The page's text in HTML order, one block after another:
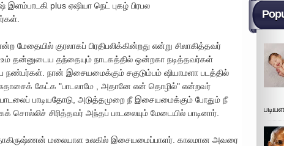
plus ஏஷியா நெட் புகழ் பிரபல
மேதையில் குரலாகப் பிரதிபலிக்கின்றது என்று சிலாகித்தவர்
தன்னுடைய தந்தையும் நாடகத்தில் ஒன்றகா நடித்தவர்கள்
நண்பர்கள். நான் இசையமைக்கும் சகுடும்பம் ஷியாமளா படத்தில்
கேட்க "பாடலாமே , அதானே என் தொழில்" என்றவர்
பாடியதோடு, அடுத்தமுறை நீ இசையமைக்கும் போதும் நீ
சிரித்தவர் அந்தப் பாடலையும் மேடையில் பாடினார்.
மலையாள உலகில் இசையமைப்பாளர். காலமான அவரை